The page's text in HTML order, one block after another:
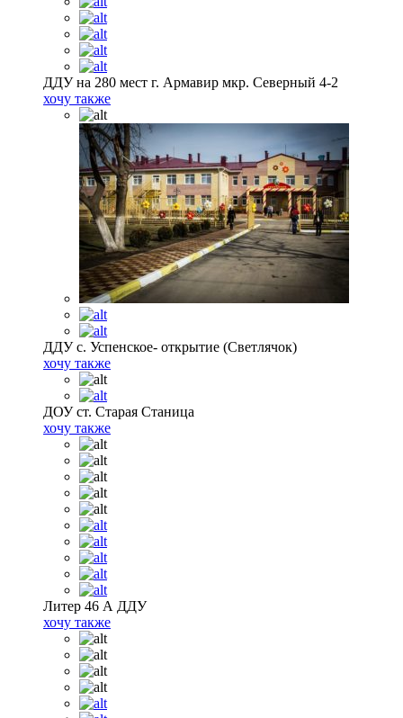
ДДУ на 280 мест г. Армавир мкр. Северный 4-2
хочу также
ДДУ с. Успенское- открытие (Светлячок)
хочу также
ДОУ ст. Старая Станица
хочу также
Литер 46 А ДДУ
хочу также